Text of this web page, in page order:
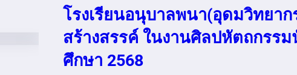
โรงเรียนอนุบาลพนา(อุดมวิทยา
สร้างสรรค์ ในงานศิลปหัตถกรรม
ศึกษา 2568